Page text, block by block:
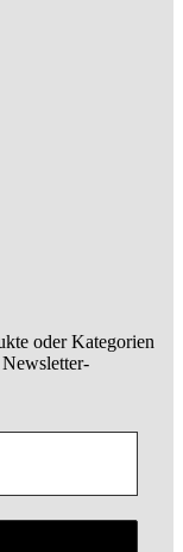
oder Kategorien